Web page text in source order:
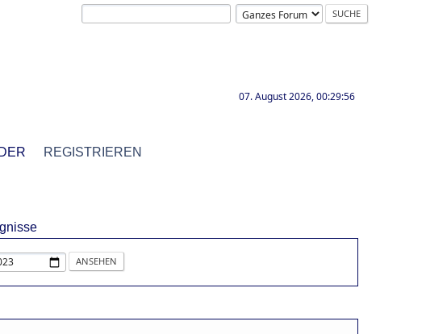
07. August 2026, 00:29:56
REGISTRIEREN